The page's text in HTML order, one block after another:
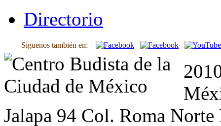
Directorio
Siguenos también en:
Jalapa 94 Col. Roma